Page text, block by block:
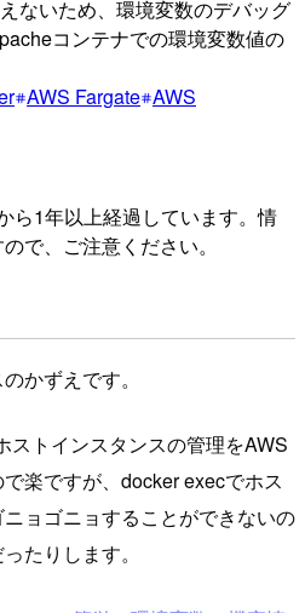
ないため、環境変数のデバッグ
コンテナでの環境変数値の
AWS Fargate AWS
ら1年以上経過しています。情
で、ご注意ください。
かずえです。
ストインスタンスの管理をAWS
楽ですが、docker execでホス
ョゴニョすることができないの
たりします。